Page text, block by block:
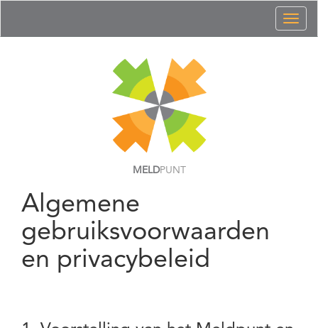
MELDPUNT
Algemene
gebruiksvoorwaarden
en privacybeleid